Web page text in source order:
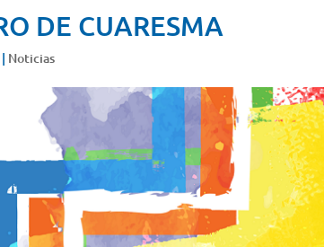
DE CUARESMA
| Noticias